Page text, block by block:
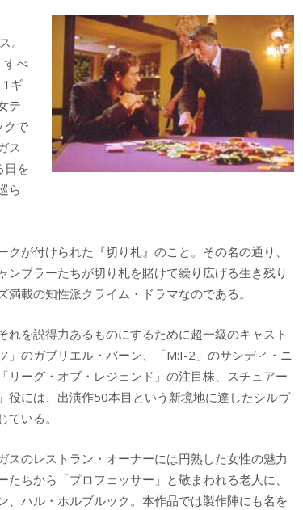
。
すべ
ギ
テ
クで
ス
日を
ら
が付けられた『切り札』のこと。その名の通り、
ブラーたちが切り札を賭けて繰り広げる生き残り
載の知性派クライム・ドラマなのである。
を説得力あるものにするために超一級のキャスト
」のガブリエル・バーン、「M:I-2」のサンディ・ニ
ーグ・オブ・レジェンド」の注目株、スチュアー
役には、出演作50本目という新境地に達したシルヴ
いる。
のレストラン・オーナーには円熟した女性の魅力
ちから「プロフェッサー」と敬まわれる老人に、
、ハル・ホルブルック。本作品では製作陣にも名を